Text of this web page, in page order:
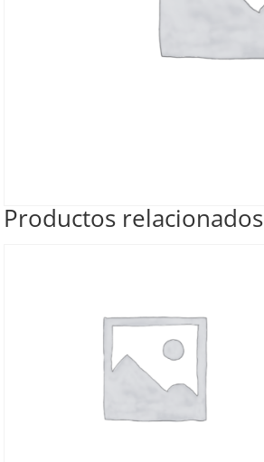
Productos relacionados